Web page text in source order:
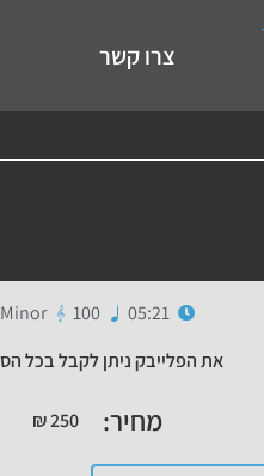
to go to the desired
צרו קשר
05:21
100
את הפלייבק ניתן לקבל בכל
מחיר: ₪250